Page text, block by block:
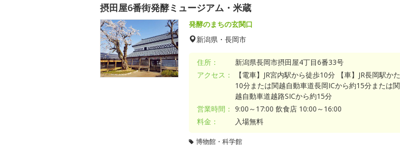
摂田屋6番街発酵ミュージアム・米蔵
発酵のまちの玄関口
新潟県・長岡市
住所：
新潟県長岡市摂田屋4丁目6番33号
アクセス：
【電車】JR宮内駅から徒歩10分 【車】JR長岡駅かた
10分または関越自動車道長岡ICから約15分または関
越自動車道越路SICから約15分
営業時間： 9:00～17:00 飲食店 10:00～16:00
料金：
入場無料
博物館・科学館